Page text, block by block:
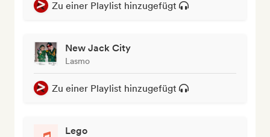
Zu einer Playlist hinzugefügt
New Jack City
Lasmo
Zu einer Playlist hinzugefügt
Lego